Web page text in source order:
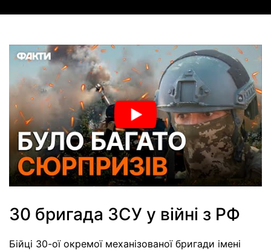
30 бригада ЗСУ у війні з РФ
Бійці 30-ої окремої механізованої бригади імені